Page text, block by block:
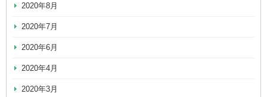
2020年8月
2020年7月
2020年6月
2020年4月
2020年3月